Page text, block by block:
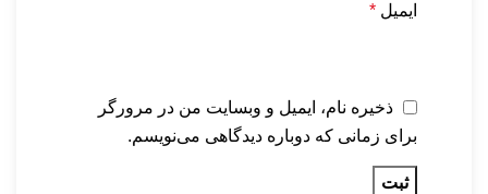
ایمیل *
ذخیره نام، ایمیل و وبسایت من در مرورگر
برای زمانی که دوباره دیدگاهی می‌نویسم.